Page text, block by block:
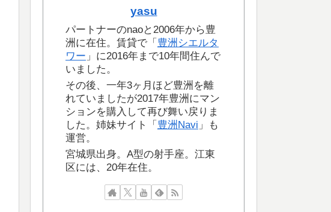
yasu
パートナーのnaoと2006年から豊
洲に在住。賃貸で「 豊洲シエルタ
ワー 」に2016年まで10年間住んで
いました。
その後、一年3ヶ月ほど豊洲を離
れていましたが2017年豊洲にマン
ションを購入して再び舞い戻りま
した。姉妹サイト「 豊洲Navi 」も
運営。
宮城県出身。A型の射手座。江東
区には、20年在住。